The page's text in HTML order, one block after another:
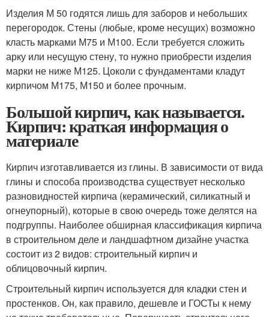
Изделия М 50 годятся лишь для заборов и небольших
перегородок. Стены (любые, кроме несущих) возможно
класть марками М75 и М100. Если требуется сложить
арку или несущую стену, то нужно приобрести изделия
марки не ниже М125. Цоколи с фундаментами кладут
кирпичом М175, М150 и более прочным.
Большой кирпич, как называется.
Кирпич: краткая информация о
материале
Кирпич изготавливается из глины. В зависимости от вида
глины и способа производства существует несколько
разновидностей кирпича (керамический, силикатный и
огнеупорный), которые в свою очередь тоже делятся на
подгруппы. Наиболее обширная классификация кирпича
в строительном деле и ландшафтном дизайне участка
состоит из 2 видов: строительный кирпич и
облицовочный кирпич.
Строительный кирпич используется для кладки стен и
простенков. Он, как правило, дешевле и ГОСТы к нему